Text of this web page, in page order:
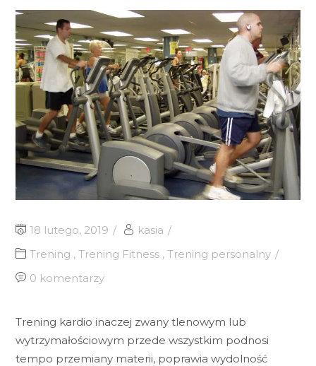
18 lutego, 2019
kasia
Trening ,Trening Fitness ,Trening personalny
0 komentarzy
Trening kardio inaczej zwany tlenowym lub
wytrzymałościowym przede wszystkim podnosi
tempo przemiany materii, poprawia wydolność